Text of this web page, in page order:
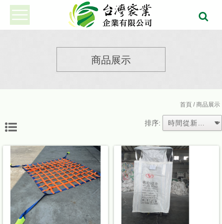
商品展示
首頁/ 商品展示
排序: